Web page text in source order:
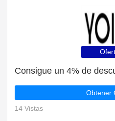
Obtener
14 Vistas